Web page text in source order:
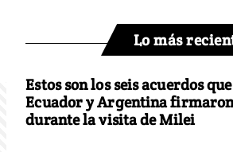
Lo más
Estos son los seis acuerdos que
Ecuador y Argentina
durante la visita de Milei